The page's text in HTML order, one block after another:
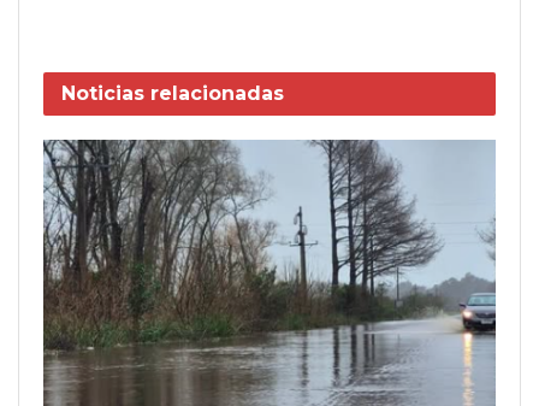
Noticias relacionadas